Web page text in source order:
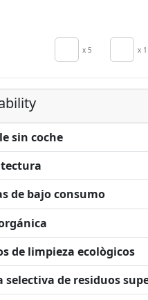
Cooking utensils
x 5 x 1
sin coche
de bajo consumo
de limpieza ecològicos
selectiva de residuos